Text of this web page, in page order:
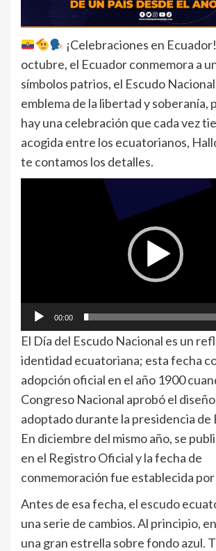
¡Celebraciones en
octubre, el Ecuador conmemora a
símbolos patrios, el Escudo
emblema de la libertad y soberanía,
hay una celebración que cada vez
acogida entre los ecuatorianos,
te contamos los detalles.
00:00
El Día del Escudo Nacional es un
identidad ecuatoriana; esta fecha
adopción oficial en el año 1900
Congreso Nacional aprobó el
adoptado durante la presidencia de
En diciembre del mismo año, se
en el Registro Oficial y la fecha de
conmemoración fue establecida
Antes de esa fecha, el escudo
una serie de cambios. Al principio,
una gran estrella sobre fondo azul.